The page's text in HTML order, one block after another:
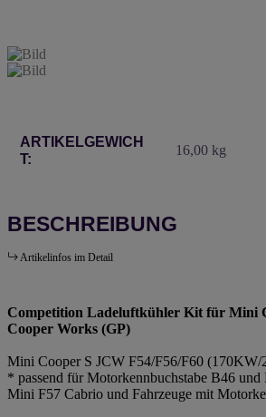
Produkteigenschaft
Wert
ARTIKELGEWICH
T:
16,00 kg
BESCHREIBUNG
Artikelinfos im Detail
Competition Ladeluftkühler Kit für Mini
Cooper Works (GP)
Mini Cooper S JCW F54/F56/F60 (170KW/
* passend für Motorkennbuchstabe B46
Mini F57 Cabrio und Fahrzeuge mit